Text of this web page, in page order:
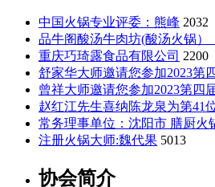
中国火锅专业评委：熊峰 2032
品牛阁酸汤牛肉坊(酸汤火锅）
重庆巧琦露食品有限公司 2200
舒家华大师邀请您参加2023第
曾祥大师邀请您参加2023第四
赵红江先生喜纳陈龙泉为第41
常务理事单位：沈阳市 膳厨火
注册火锅大师:魏代果 5013
协会简介